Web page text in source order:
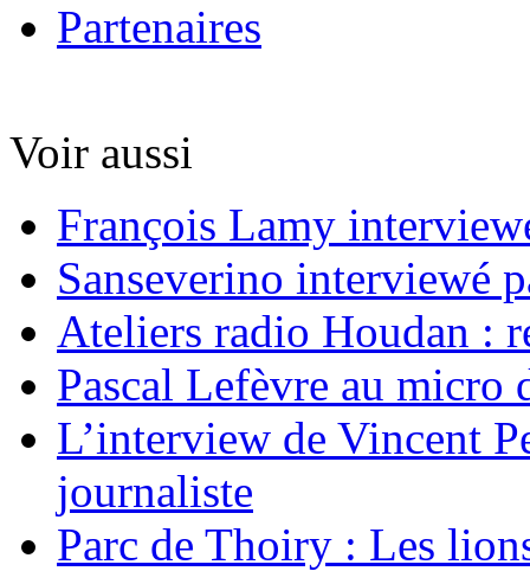
Partenaires
Voir aussi
François Lamy
Sanseverino interviewé
Ateliers radio Houdan :
Pascal Lefèvre au micro
L’interview de Vincent
journaliste
Parc de Thoiry : Les